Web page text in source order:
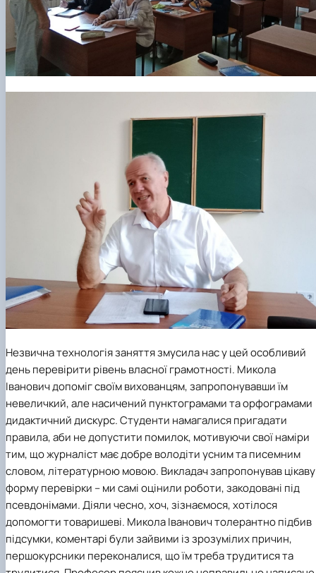
Незвична технологія заняття змусила нас у цей особливий
день перевірити рівень власної грамотності. Микола
Іванович допоміг своїм вихованцям, запропонувавши їм
невеличкий, але насичений пунктограмами та орфограмами
дидактичний дискурс. Студенти намагалися пригадати
правила, аби не допустити помилок, мотивуючи свої наміри
тим, що журналіст має добре володіти усним та писемним
словом, літературною мовою. Викладач запропонував цікаву
форму перевірки – ми самі оцінили роботи, закодовані під
псевдонімами. Діяли чесно, хоч, зізнаємося, хотілося
допомогти товаришеві. Микола Іванович толерантно підбив
підсумки, коментарі були зайвими із зрозумілих причин,
першокурсники переконалися, що їм треба трудитися та